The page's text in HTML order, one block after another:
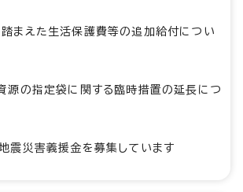
まえた生活保護費等の追加給付につい
源の指定袋に関する臨時措置の延長につ
震災害義援金を募集しています